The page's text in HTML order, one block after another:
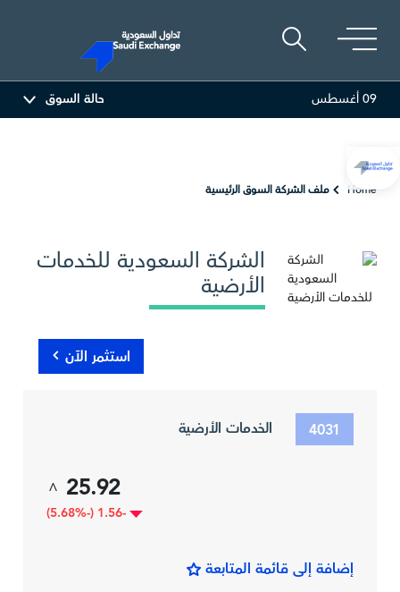
-0.80 (-0.97%)
09 أغسطس حالة السوق
Home ملف الشركة السوق الرئيسية
الشركة السعودية للخدمات
الأرضية
استثمر الآن
4031 الخدمات الأرضية
25.92
^
-1.56 (-5.68%)
إضافة إلى قائمة المتابعة